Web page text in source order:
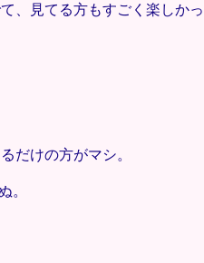
見てる方もすごく楽しかっ
だけの方がマシ。
。